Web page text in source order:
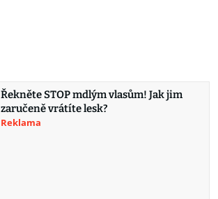
Řekněte STOP mdlým vlasům! Jak jim
zaručeně vrátíte lesk?
Reklama